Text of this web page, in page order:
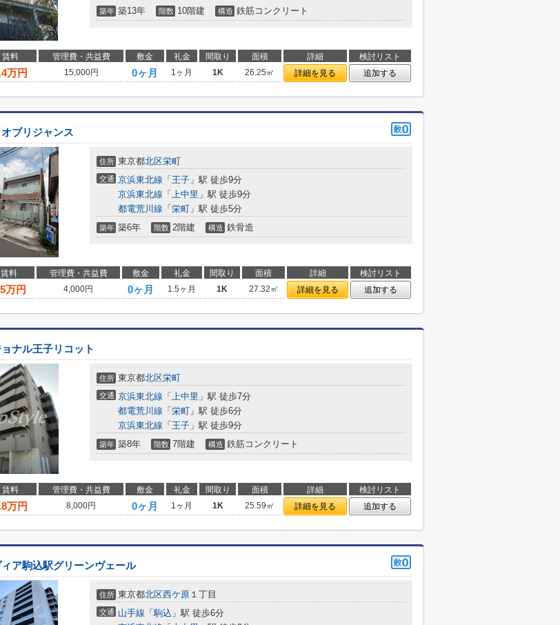
築年 築13年 階数 10階建 構造 鉄筋コンクリート
賃料 管理費・共益費 敷金 礼金 間取り 面積 詳細
検討リスト
万円 15,000円 0ヶ月 1ヶ月 1K 26.25㎡ 詳細を見る 追加する
ブリジャンス
住所 東京都北区栄町
交通 京浜東北線 「 王子 」駅 徒歩9分
京浜東北線 「 上中里 」駅 徒歩9分
都電荒川線 「 栄町 」駅 徒歩5分
築年 築6年 階数 2階建 構造 鉄骨造
賃料 管理費・共益費 敷金 礼金 間取り 面積 詳細
検討リスト
万円 4,000円 0ヶ月 1.5ヶ月 1K 27.32㎡ 詳細を見る 追加する
ナル王子リコット
住所 東京都北区栄町
交通 京浜東北線 「 上中里 」駅 徒歩7分
都電荒川線 「 栄町 」駅 徒歩6分
京浜東北線 「 王子 」駅 徒歩9分
築年 築8年 階数 7階建 構造 鉄筋コンクリート
賃料 管理費・共益費 敷金 礼金 間取り 面積 詳細
検討リスト
万円 8,000円 0ヶ月 1ヶ月 1K 25.59㎡ 詳細を見る 追加する
ア駒込駅グリーンヴェール
住所 東京都北区西ケ原 １丁目
交通 山手線 「駒込 」駅 徒歩6分